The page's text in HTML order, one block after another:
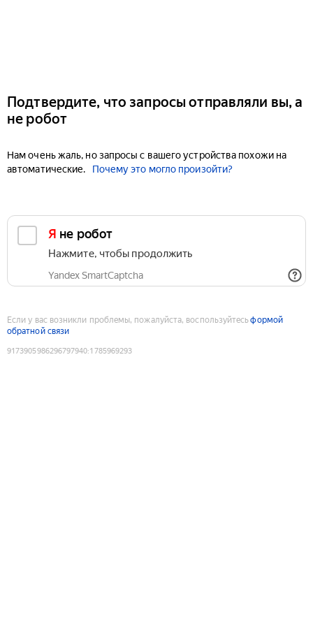
Подтвердите, что запросы отправляли вы, а
не робот
Нам очень жаль, но запросы с вашего устройства похожи на
автоматические.
Почему это могло произойти?
Я не робот
Нажмите, чтобы продолжить
Yandex SmartCaptcha
Если у вас возникли проблемы, пожалуйста, воспользуйтесьформой
обратной связи
9173905986296797940:1785969293